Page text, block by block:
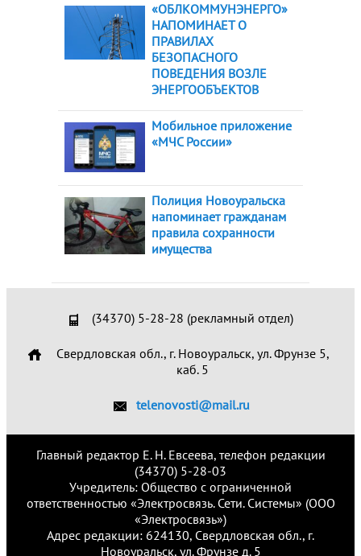
«ОБЛКОММУНЭНЕРГО»
НАПОМИНАЕТ О
ПРАВИЛАХ
БЕЗОПАСНОГО
ПОВЕДЕНИЯ ВОЗЛЕ
ЭНЕРГООБЪЕКТОВ
Мобильное приложение
«МЧС России»
Полиция Новоуральска
напоминает гражданам
правила сохранности
имущества
(34370) 5-28-28 (рекламный отдел)
Свердловская обл., г. Новоуральск, ул. Фрунзе 5,
каб. 5
telenovosti@mail.ru
Главный редактор Е. Н. Евсеева, телефон редакции
(34370) 5-28-03
Учредитель: Общество с ограниченной
ответственностью «Электросвязь. Сети. Системы» (ООО
«Электросвязь»)
Адрес редакции: 624130, Свердловская обл., г.
Новоуральск, ул. Фрунзе д. 5